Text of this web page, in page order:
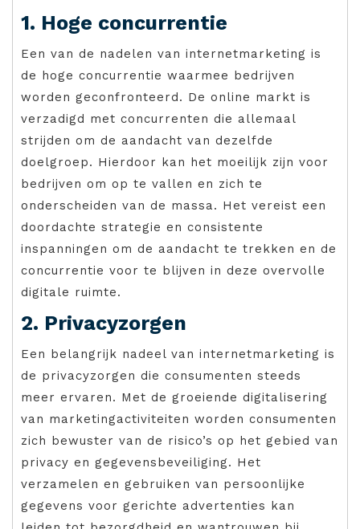
1. Hoge concurrentie
Een van de nadelen van internetmarketing is
de hoge concurrentie waarmee bedrijven
worden geconfronteerd. De online markt is
verzadigd met concurrenten die allemaal
strijden om de aandacht van dezelfde
doelgroep. Hierdoor kan het moeilijk zijn voor
bedrijven om op te vallen en zich te
onderscheiden van de massa. Het vereist een
doordachte strategie en consistente
inspanningen om de aandacht te trekken en de
concurrentie voor te blijven in deze overvolle
digitale ruimte.
2. Privacyzorgen
Een belangrijk nadeel van internetmarketing is
de privacyzorgen die consumenten steeds
meer ervaren. Met de groeiende digitalisering
van marketingactiviteiten worden consumenten
zich bewuster van de risico’s op het gebied van
privacy en gegevensbeveiliging. Het
verzamelen en gebruiken van persoonlijke
gegevens voor gerichte advertenties kan